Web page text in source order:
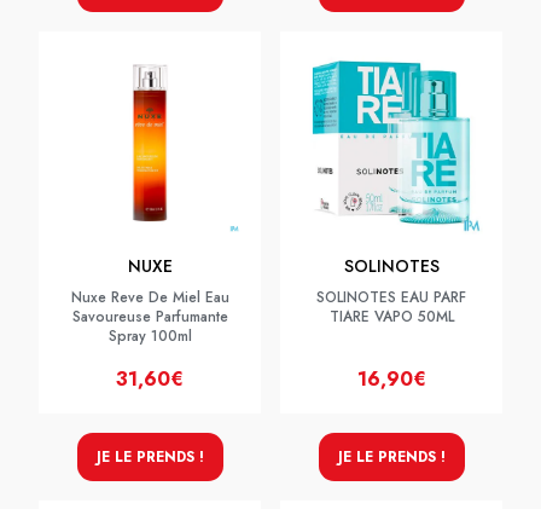
NUXE
Nuxe Reve De Miel Eau
Savoureuse Parfumante
Spray 100ml
31,60€
JE LE PRENDS !
SOLINOTES
SOLINOTES EAU PARF
TIARE VAPO 50ML
16,90€
JE LE PRENDS !